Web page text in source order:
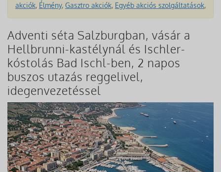
akciók, Élmény, Gasztro akciók, Egyéb akciós szolgáltatások,
Adventi séta Salzburgban, vásár a
Hellbrunni-kastélynál és Ischler-
kóstolás Bad Ischl-ben, 2 napos
buszos utazás reggelivel,
idegenvezetéssel